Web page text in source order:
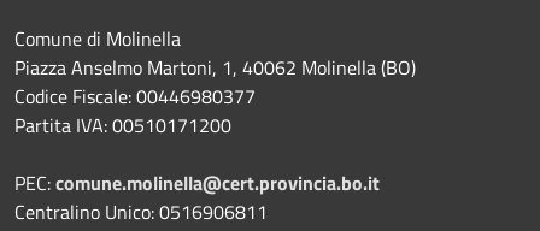
Comune di Molinella
Piazza Anselmo Martoni, 1, 40062 Molinella (BO)
Codice Fiscale: 00446980377
Partita IVA: 00510171200
PEC:comune.molinella@cert.provincia.bo.it
Centralino Unico: 0516906811